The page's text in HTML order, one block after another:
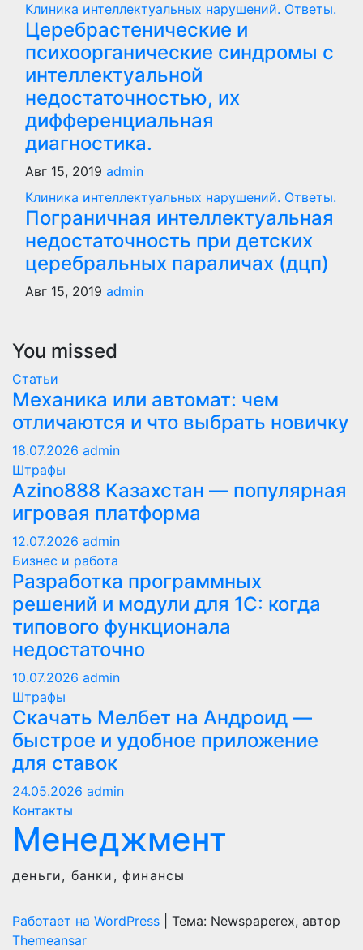
Клиника интеллектуальных нарушений. Ответы.
Церебрастенические и
психоорганические синдромы с
интеллектуальной
недостаточностью, их
дифференциальная
диагностика.
Авг 15, 2019 admin
Клиника интеллектуальных нарушений. Ответы.
Пограничная интеллектуальная
недостаточность при детских
церебральных параличах (дцп)
Авг 15, 2019 admin
You missed
Статьи
Механика или автомат: чем
отличаются и что выбрать новичку
18.07.2026 admin
Штрафы
Azino888 Казахстан — популярная
игровая платформа
12.07.2026 admin
Бизнес и работа
Разработка программных
решений и модули для 1С: когда
типового функционала
недостаточно
10.07.2026 admin
Штрафы
Скачать Мелбет на Андроид —
быстрое и удобное приложение
для ставок
24.05.2026 admin
Контакты
Менеджмент
деньги, банки, финансы
Работает на WordPress
Тема: Newspaperex, автор
Themeansar